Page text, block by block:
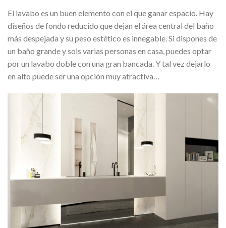
El lavabo es un buen elemento con el que ganar espacio. Hay
diseños de fondo reducido que dejan el área central del baño
más despejada y su peso estético es innegable. Si dispones de
un baño grande y sois varias personas en casa, puedes optar
por un lavabo doble con una gran bancada. Y tal vez dejarlo
en alto puede ser una opción muy atractiva…